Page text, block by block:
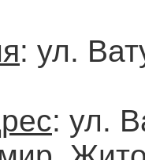
: ул.
: ул.